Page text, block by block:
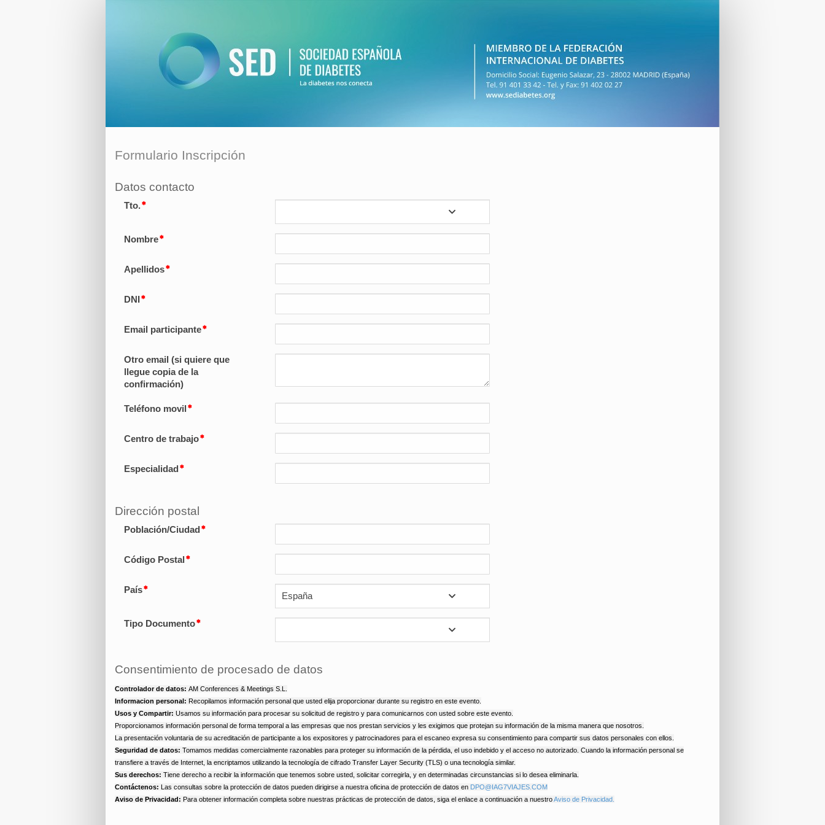
Formulario Inscripción
Datos contacto
Tto.
Nombre
Apellidos
DNI
Email participante
Otro email (si quiere que
llegue copia de la
confirmación)
Teléfono movil
Centro de trabajo
Especialidad
Dirección postal
Población/Ciudad
Código Postal
País
España
Tipo Documento
Consentimiento de procesado de datos
Controlador de datos: AM Conferences & Meetings S.L.
Informacion personal: Recopilamos información personal que usted elija proporcionar durante su registro en este evento.
Usos y Compartir: Usamos su información para procesar su solicitud de registro y para comunicarnos con usted sobre este evento.
Proporcionamos información personal de forma temporal a las empresas que nos prestan servicios y les exigimos que protejan su información de la misma manera que nosotros.
La presentación voluntaria de su acreditación de participante a los expositores y patrocinadores para el escaneo expresa su consentimiento para compartir sus datos personales con ellos.
Seguridad de datos: Tomamos medidas comercialmente razonables para proteger su información de la pérdida, el uso indebido y el acceso no autorizado. Cuando la información personal se
transfiere a través de Internet, la encriptamos utilizando la tecnología de cifrado Transfer Layer Security (TLS) o una tecnología similar.
Sus derechos: Tiene derecho a recibir la información que tenemos sobre usted, solicitar corregirla, y en determinadas circunstancias si lo desea eliminarla.
Contáctenos: Las consultas sobre la protección de datos pueden dirigirse a nuestra oficina de protección de datos en DPO@IAG7VIAJES.COM
Aviso de Privacidad: Para obtener información completa sobre nuestras prácticas de protección de datos, siga el enlace a continuación a nuestroAviso de Privacidad.